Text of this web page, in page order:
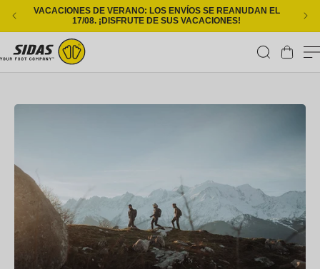
Ir directamente al contenido
VACACIONES DE VERANO: LOS ENVÍOS SE REANUDAN EL
17/08. ¡DISFRUTE DE SUS VACACIONES!
Carrito